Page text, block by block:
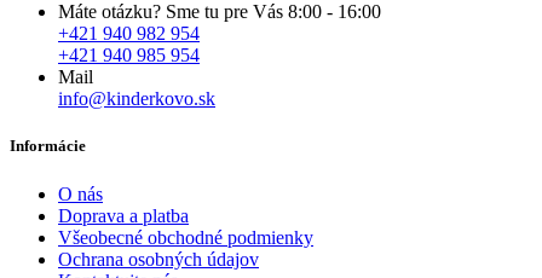
Máte otázku? Sme tu pre Vás 8:00 - 16:00
+421 940 982 954
+421 940 985 954
Mail
info@kinderkovo.sk
Informácie
O nás
Doprava a platba
Všeobecné obchodné podmienky
Ochrana osobných údajov